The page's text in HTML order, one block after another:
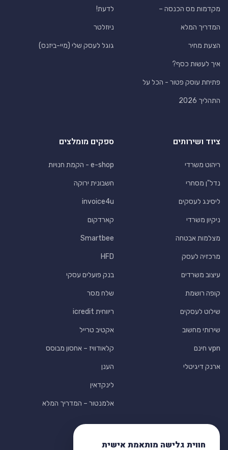
חווית גלישה מותאמת אישית
מקדמות מס הכנסה –
המדריך המלא
הצעת מחיר
איך לעשות כסף?
פתיחת עוסק פטור - הכל על
התהליך 2026
לדעת!
ניוזלטר
גוגל לעסק שלי (מיי-ביזנס)
ציוד ושירותים
ריהוט משרדי
נדל"ן מסחרי
ליסינג לעסקים
ניקיון משרדי
מצלמות אבטחה
מרכזיה לעסק
עיצוב משרדים
קופה רושמת
שילוט לעסקים
שירותי מחשוב
vpn חינם
ארנק דיגיטלי
ספקים מומלצים
e-shop - הקמת חנויות
חשבונית ירוקה
invoice4u
קארדקום
Smartbee
HFD
בנק פועלים עסקי
שלח מסר
ריווחית icredit
אקטיב טרייל
קלאודוויז – אחסון מבוסס
הענן
לינקדאין
אלמנטור – המדריך המלא